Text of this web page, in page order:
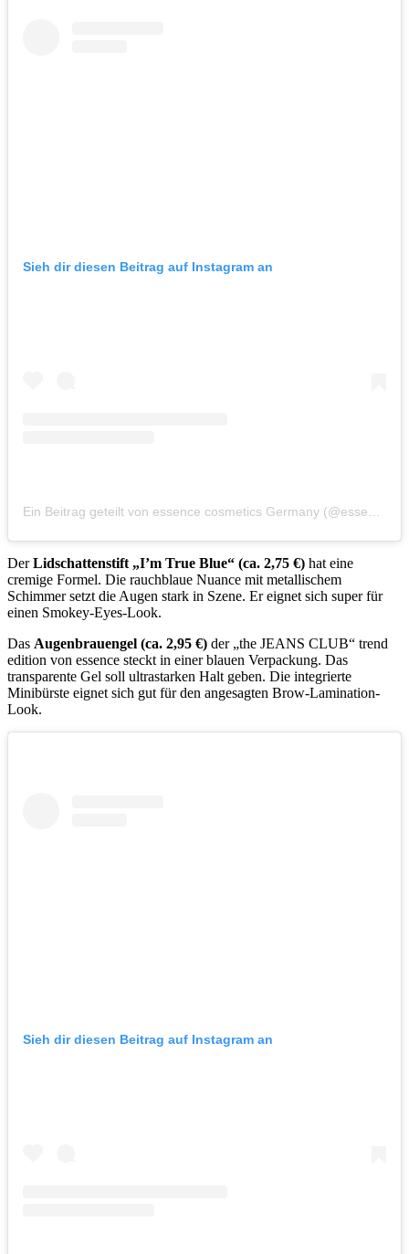
Sieh dir diesen Beitrag auf Instagram an
DerLidschattenstift „I’m True Blue“ (ca. 2,75 €) hat eine
cremige Formel. Die rauchblaue Nuance mit metallischem
Schimmer setzt die Augen stark in Szene. Er eignet sich super für
einen Smokey-Eyes-Look.
Das Augenbrauengel (ca. 2,95 €) der „the JEANS CLUB“ trend
edition von essence steckt in einer blauen Verpackung. Das
transparente Gel soll ultrastarken Halt geben. Die integrierte
Minibürste eignet sich gut für den angesagten Brow-Lamination-
Look.
Sieh dir diesen Beitrag auf Instagram an